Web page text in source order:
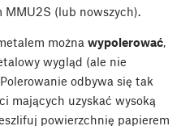
(lub nowszych).
można wypolerować,
wygląd (ale nie
odbywa się tak
mających uzyskać wysoką
powierzchnię papierem